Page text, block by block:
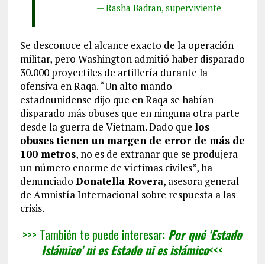
— Rasha Badran, superviviente
Se desconoce el alcance exacto de la operación
militar, pero Washington admitió haber disparado
30.000 proyectiles de artillería durante la
ofensiva en Raqa. “Un alto mando
estadounidense dijo que en Raqa se habían
disparado más obuses que en ninguna otra parte
desde la guerra de Vietnam. Dado que los
obuses tienen un margen de error de más de
100 metros, no es de extrañar que se produjera
un número enorme de víctimas civiles”, ha
denunciado Donatella Rovera, asesora general
de Amnistía Internacional sobre respuesta a las
crisis.
>>> También te puede interesar: Por qué ‘Estado
Islámico’ ni es Estado ni es islámico<<<